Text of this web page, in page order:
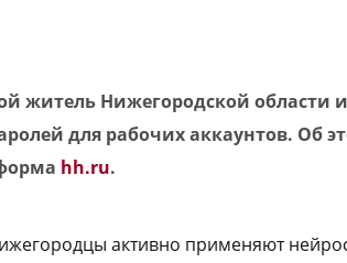
житель Нижегородской области
для рабочих аккаунтов. Об
hh.ru.
активно применяют